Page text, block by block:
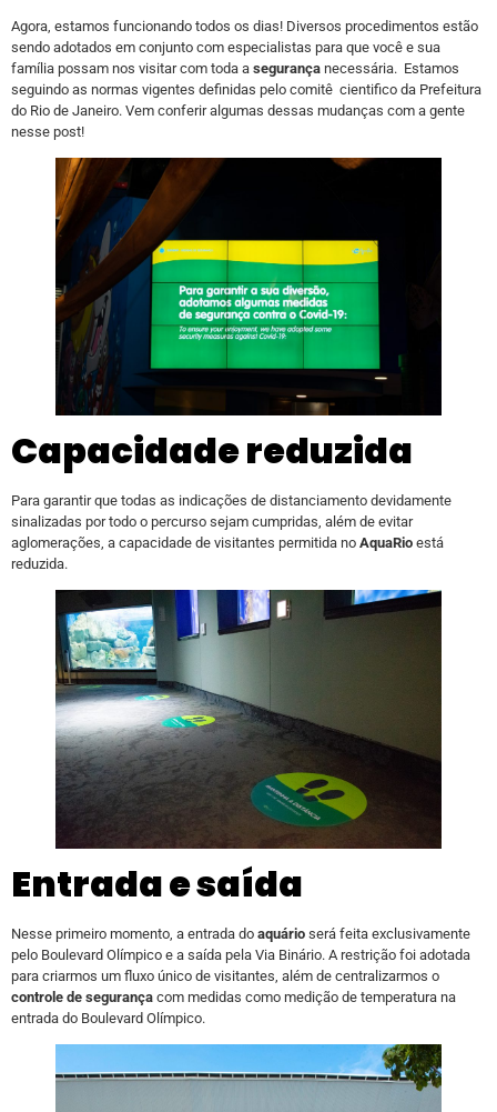
Agora, estamos funcionando todos os dias! Diversos procedimentos estão
sendo adotados em conjunto com especialistas para que você e sua
família possam nos visitar com toda a segurança necessária. Estamos
seguindo as normas vigentes definidas pelo comitê cientifico da Prefeitura
do Rio de Janeiro. Vem conferir algumas dessas mudanças com a gente
nesse post!
Capacidade reduzida
Para garantir que todas as indicações de distanciamento devidamente
sinalizadas por todo o percurso sejam cumpridas, além de evitar
aglomerações, a capacidade de visitantes permitida no AquaRio está
reduzida.
Entrada e saída
Nesse primeiro momento, a entrada do aquário será feita exclusivamente
pelo Boulevard Olímpico e a saída pela Via Binário. A restrição foi adotada
para criarmos um fluxo único de visitantes, além de centralizarmos o
controle de segurança com medidas como medição de temperatura na
entrada do Boulevard Olímpico.